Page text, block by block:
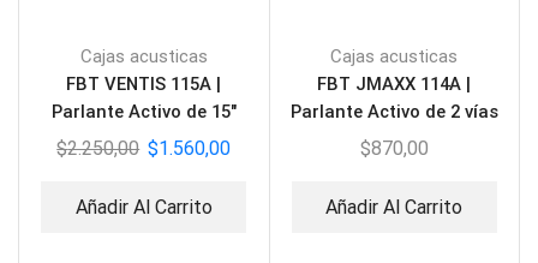
Cajas acusticas
FBT VENTIS 115A |
Parlante Activo de 15″
$2.250,00 $1.560,00
Añadir Al Carrito
Cajas acusticas
FBT JMAXX 114A |
Parlante Activo de 2 vías
$870,00
Añadir Al Carrito